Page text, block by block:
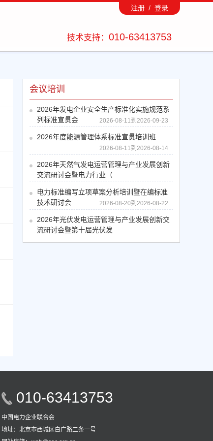
技术支持： 010-63413753
注册 / 登录
会议培训
2026年发电企业安全生产标准化实施规范系
列标准宣贯会
2026-08-11到2026-09-23
2026年度能源管理体系标准宣贯培训班
2026-08-11到2026-08-14
2026年天然气发电运营管理与产业发展创新
交流研讨会暨电力行业（
电力标准编写立项草案分析培训暨在编标准
技术研讨会
2026-08-20到2026-08-22
2026年光伏发电运营管理与产业发展创新交
流研讨会暨第十届光伏发
2026-08-26到2026-08-27
010-63413753
中国电力企业联合会
地址：北京市西城区白广路二条一号